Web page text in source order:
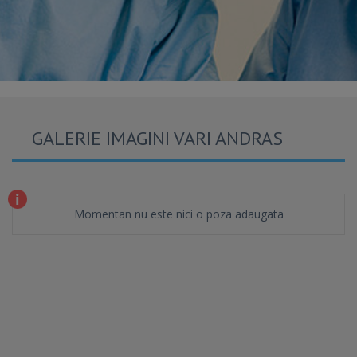
GALERIE IMAGINI VARI ANDRAS
Momentan nu este nici o poza adaugata